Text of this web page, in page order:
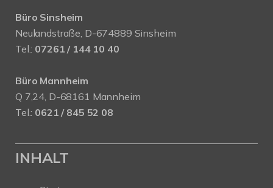
Büro Sinsheim
Neulandstraße, D-674889 Sinsheim
Tel.: 07261 / 144 10 40
Büro Mannheim
Q 7,24, D-68161 Mannheim
Tel.: 0621 / 845 52 08
INHALT